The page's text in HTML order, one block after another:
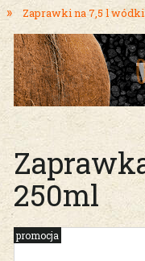
» Zaprawki na 7,5 l wódki
250ml
promocja